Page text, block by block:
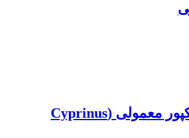
اثرات نانو ذرات آهن به همراه پروبیوتیک لاکتوباسیلوس بر آنزیم‌های گوارشی و فلور میکروبی روده ماهی کپور معمولی (Cyprinus